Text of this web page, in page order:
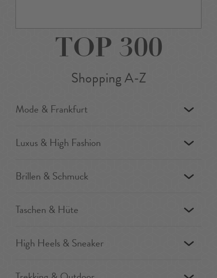
TOP 300
Shopping A-Z
Mode & Frankfurt
Luxus & High Fashion
Brillen & Schmuck
Taschen & Hüte
High Heels & Sneaker